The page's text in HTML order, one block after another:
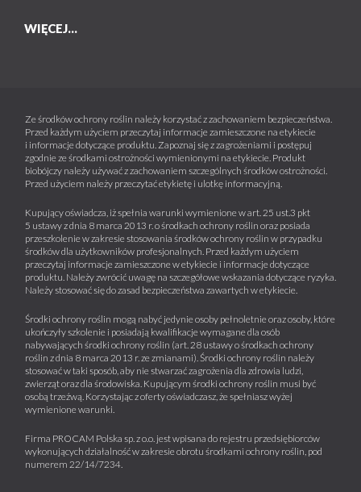
WIĘCEJ...
Ze środków ochrony roślin należy korzystać z zachowaniem bezpieczeństwa.
Przed każdym użyciem przeczytaj informacje zamieszczone na etykiecie
i informacje dotyczące produktu. Zapoznaj się z zagrożeniami i postępuj
zgodnie ze środkami ostrożności wymienionymi na etykiecie. Produkt
biobójczy należy używać z zachowaniem szczególnych środków ostrożności.
Przed użyciem należy przeczytać etykietę i ulotkę informacyjną.
Kupujący oświadcza, iż spełnia warunki wymienione w art. 25 ust.3 pkt
5 ustawy z dnia 8 marca 2013 r. o środkach ochrony roślin oraz posiada
przeszkolenie w zakresie stosowania środków ochrony roślin w przypadku
środków dla użytkowników profesjonalnych. Przed każdym użyciem
przeczytaj informacje zamieszczone w etykiecie i informacje dotyczące
produktu. Należy zwrócić uwagę na szczegółowe wskazania dotyczące ryzyka.
Należy stosować się do zasad bezpieczeństwa zawartych w etykiecie.
Środki ochrony roślin mogą nabyć jedynie osoby pełnoletnie oraz osoby, które
ukończyły szkolenie i posiadają kwalifikacje wymagane dla osób
nabywających środki ochrony roślin (art. 28 ustawy o środkach ochrony
roślin z dnia 8 marca 2013 r. ze zmianami). Środki ochrony roślin należy
stosować w taki sposób, aby nie stwarzać zagrożenia dla zdrowia ludzi,
zwierząt oraz dla środowiska. Kupującym środki ochrony roślin musi być
osobą trzeźwą. Korzystając z oferty oświadczasz, że spełniasz wyżej
wymienione warunki.
Firma PROCAM Polska sp. z o.o. jest wpisana do rejestru przedsiębiorców
wykonujących działalność w zakresie obrotu środkami ochrony roślin, pod
numerem 22/14/7234.